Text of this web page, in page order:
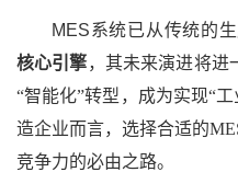
MES系统已从传统的
核心引擎，其未来演进将进
“智能化”转型，成为实现“
造企业而言，选择合适的
竞争力的必由之路。